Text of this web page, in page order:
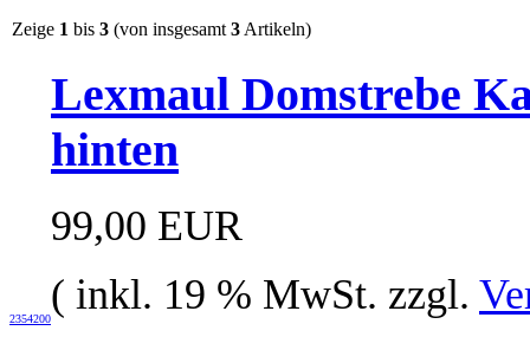
Zeige 1 bis 3 (von insgesamt 3 Artikeln)
2354200
Lexmaul Domstrebe
hinten
99,00 EUR
( inkl. 19 % MwSt. zzgl.